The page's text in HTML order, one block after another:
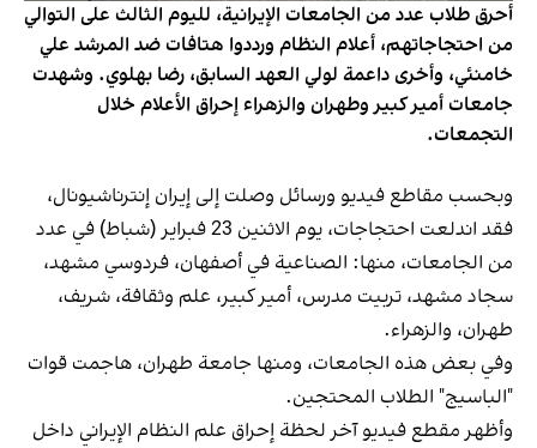
أحرق طلاب عدد من الجامعات الإيرانية، لليوم الثالث على التوالي
من احتجاجاتهم، أعلام النظام ورددوا هتافات ضد المرشد علي
خامنئي، وأخرى داعمة لولي العهد السابق، رضا بهلوي. وشهدت
جامعات أمير كبير وطهران والزهراء إحراق الأعلام خلال
التجمعات.
وبحسب مقاطع فيديو ورسائل وصلت إلى إيران إنترناشيونال،
فقد اندلعت احتجاجات، يوم الاثنين 23 فبراير (شباط) في عدد
من الجامعات، منها: الصناعية في أصفهان، فردوسي مشهد،
سجاد مشهد، تربيت مدرس، أمير كبير، علم وثقافة، شريف،
طهران، والزهراء.
وفي بعض هذه الجامعات، ومنها جامعة طهران، هاجمت قوات
"الباسيج" الطلاب المحتجين.
وأظهر مقطع فيديو آخر لحظة إحراق علم النظام الإيراني داخل